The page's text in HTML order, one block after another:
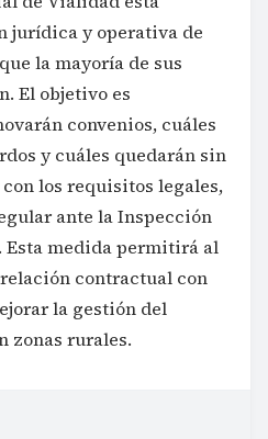
jurídica y operativa de
la mayoría de sus
El objetivo es
convenios, cuáles
y cuáles quedarán sin
los requisitos legales,
ante la Inspección
Esta medida permitirá al
contractual con
la gestión del
zonas rurales.